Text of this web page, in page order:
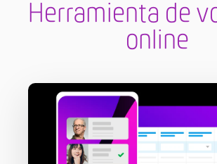
Herramienta de
online